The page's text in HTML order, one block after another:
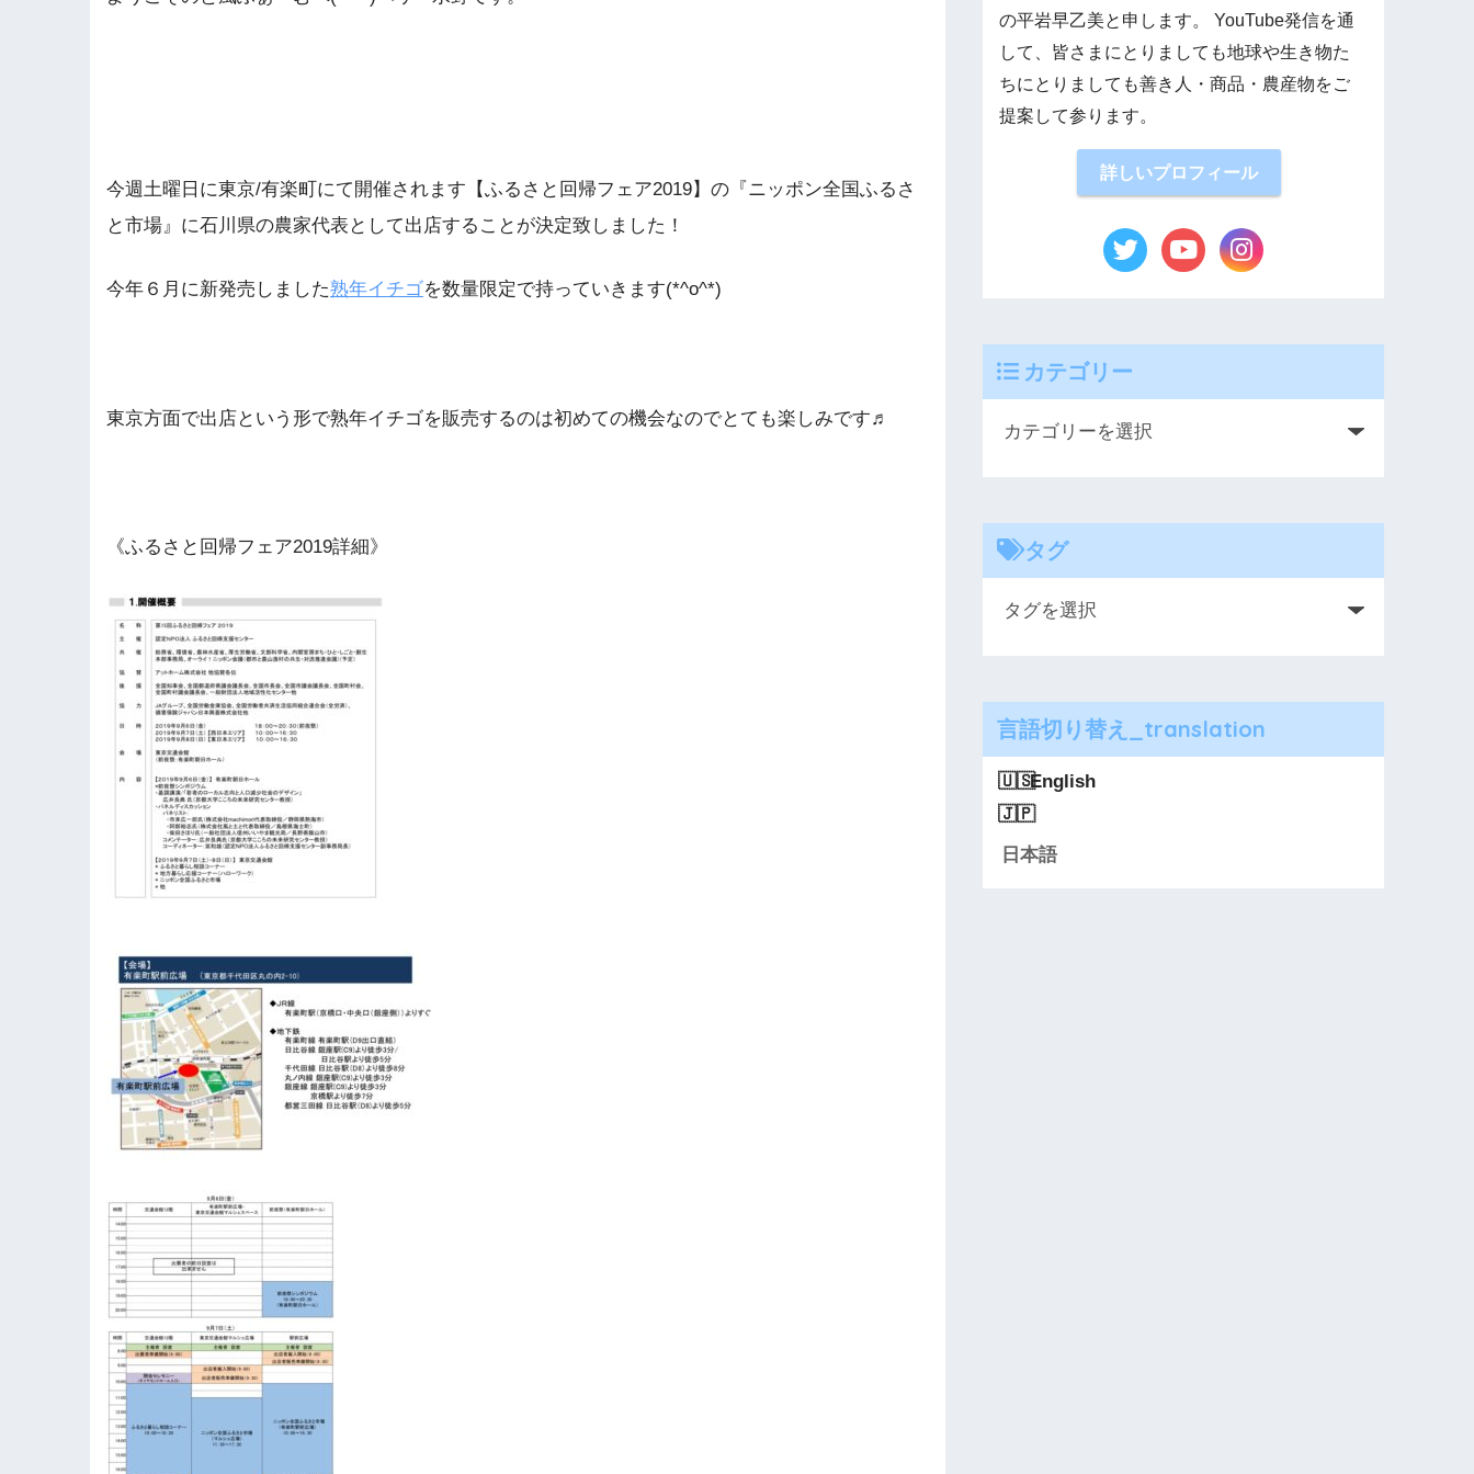
今週土曜日に東京/有楽町にて開催されます【ふるさと回帰フェア2019】の『ニッポン全国ふるさ
と市場』に石川県の農家代表として出店することが決定致しました！
今年６月に新発売しました熟年イチゴを数量限定で持っていきます(*^o^*)
東京方面で出店という形で熟年イチゴを販売するのは初めての機会なのでとても楽しみです♬
《ふるさと回帰フェア2019詳細》
の平岩早乙美と申します。 YouTube発信を通
して、皆さまにとりましても地球や生き物た
ちにとりましても善き人・商品・農産物をご
提案して参ります。
詳しいプロフィール
カテゴリー
タグ
言語切り替え_translation
English
日本語